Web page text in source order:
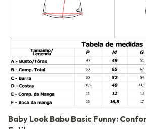
Baby Look Babu Basic Funny: